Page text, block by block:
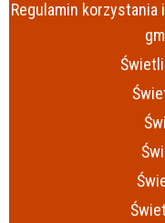
Regulamin